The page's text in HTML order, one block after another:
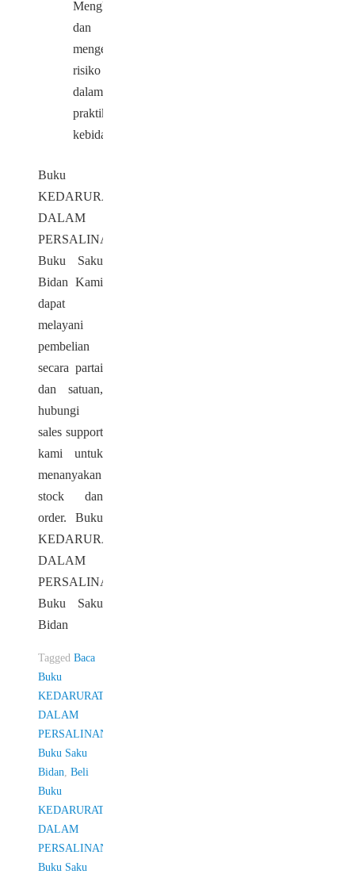
Mengkaji
dan
mengelola
risiko
dalam
praktik
kebidanan
Buku
KEDARURATAN
DALAM
PERSALINAN
Buku Saku
Bidan Kami
dapat
melayani
pembelian
secara partai
dan satuan,
hubungi
sales support
kami untuk
menanyakan
stock dan
order. Buku
KEDARURATAN
DALAM
PERSALINAN
Buku Saku
Bidan
Tagged Baca
Buku
KEDARURATAN
DALAM
PERSALINAN
Buku Saku
Bidan Beli
Buku
KEDARURATAN
DALAM
PERSALINAN
Buku Saku